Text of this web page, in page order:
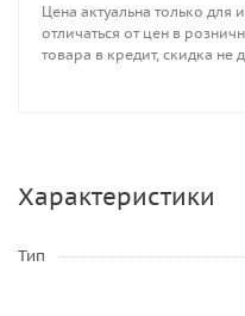
Цена актуальна только для
отличаться от цен в
товара в кредит, скидка не
Характеристики
Тип